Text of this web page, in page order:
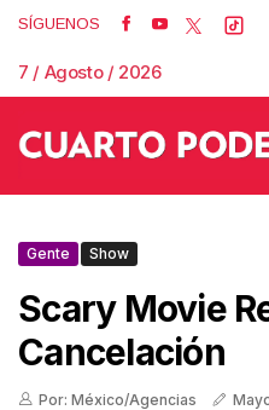
SÍGUENOS
7 / Agosto / 2026
Gente Show
Scary Movie
Cancelación
Por: México/Agencias